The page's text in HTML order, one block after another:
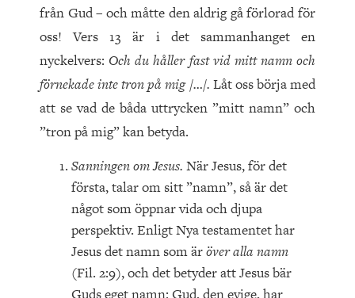
från Gud – och måtte den aldrig gå förlorad för
oss! Vers 13 är i det sammanhanget en
nyckelvers: Och du håller fast vid mitt namn och
förnekade inte tron på mig /…/. Låt oss börja med
att se vad de båda uttrycken ”mitt namn” och
”tron på mig” kan betyda.
Sanningen om Jesus. När Jesus, för det
första, talar om sitt ”namn”, så är det
något som öppnar vida och djupa
perspektiv. Enligt Nya testamentet har
Jesus det namn som äröver alla namn
(Fil. 2:9), och det betyder att Jesus bär